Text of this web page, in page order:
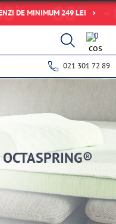
DE MINIMUM 249 LEI
0
021 301 72 89